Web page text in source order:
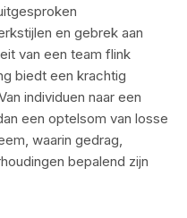
en gebrek aan
van een team flink
biedt een krachtig
individuen naar een
een optelsom van losse
waarin gedrag,
bepalend zijn